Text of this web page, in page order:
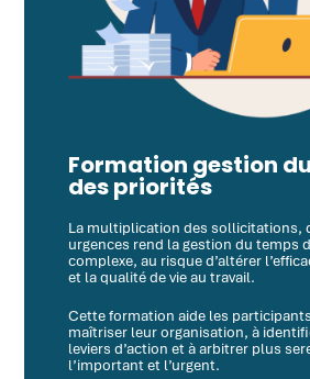
Formation gestion
des priorités
La multiplication des sollicitations,
urgences rend la gestion du temps
complexe, au risque d’altérer
et la qualité de vie au travail.
Cette formation aide les
maîtriser leur organisation, à
leviers d’action et à arbitrer plus
l’important et l’urgent.